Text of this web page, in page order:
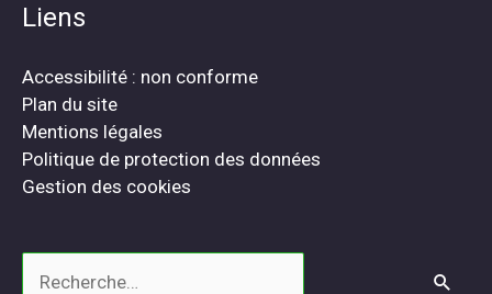
Liens
Accessibilité : non conforme
Plan du site
Mentions légales
Politique de protection des données
Gestion des cookies